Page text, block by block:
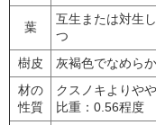
葉
互生または対生
つ
樹皮
灰褐色でなめらか
材の
性質
クスノキよりや
比重：0.56程度